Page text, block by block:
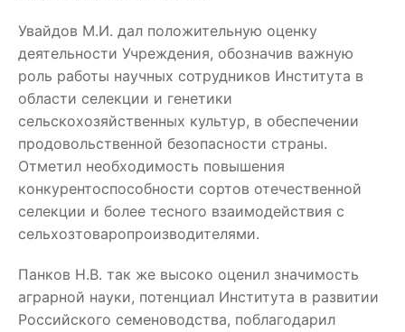
Увайдов М.И. дал положительную оценку
деятельности Учреждения, обозначив важную
роль работы научных сотрудников Института в
области селекции и генетики
сельскохозяйственных культур, в обеспечении
продовольственной безопасности страны.
Отметил необходимость повышения
конкурентоспособности сортов отечественной
селекции и более тесного взаимодействия с
сельхозтоваропроизводителями.
Панков Н.В. так же высоко оценил значимость
аграрной науки, потенциал Института в развитии
Российского семеноводства, поблагодарил